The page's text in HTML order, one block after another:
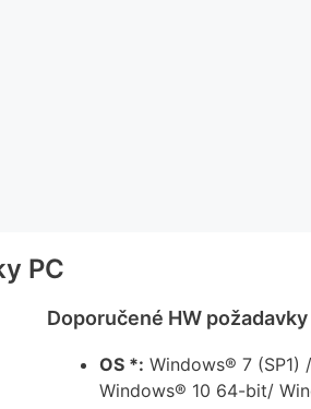
PC
Doporučené HW požadavky
OS *: Windows® 7
Windows® 10 64-bit/